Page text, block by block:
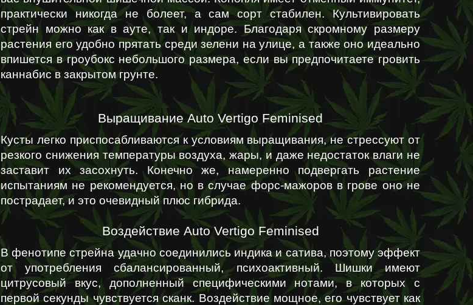
практически никогда не болеет, а сам сорт стабилен. Культивировать
стрейн можно как в ауте, так и индоре. Благодаря скромному размеру
растения его удобно прятать среди зелени на улице, а также оно идеально
впишется в гроубокс небольшого размера, если вы предпочитаете гровить
каннабис в закрытом грунте.
Выращивание Auto Vertigo Feminised
Кусты легко приспосабливаются к условиям выращивания, не стрессуют от
резкого снижения температуры воздуха, жары, и даже недостаток влаги не
заставит их засохнуть. Конечно же, намеренно подвергать растение
испытаниям не рекомендуется, но в случае форс-мажоров в грове оно не
пострадает, и это очевидный плюс гибрида.
Воздействие Auto Vertigo Feminised
В фенотипе стрейна удачно соединились индика и сатива, поэтому эффект
от употребления сбалансированный, психоактивный. Шишки имеют
цитрусовый вкус, дополненный специфическими нотами, в которых с
первой секунды чувствуется сканк. Воздействие мощное, его чувствует как